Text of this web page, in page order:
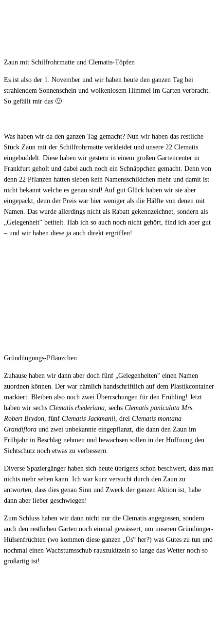
Zaun mit Schilfrohrmatte und Clematis-Töpfen
Es ist also der 1. November und wir haben heute den ganzen Tag bei
strahlendem Sonnenschein und wolkenlosem Himmel im Garten verbracht.
So gefällt mir das 🙂
Was haben wir da den ganzen Tag gemacht? Nun wir haben das restliche
Stück Zaun mit der Schilfrohrmatte verkleidet und unsere 22 Clematis
eingebuddelt. Diese haben wir gestern in einem großen Gartencenter in
Frankfurt geholt und dabei auch noch ein Schnäppchen gemacht. Denn von
denn 22 Pflanzen hatten sieben kein Namensschildchen mehr und damit ist
nicht bekannt welche es genau sind! Auf gut Glück haben wir sie aber
eingepackt, denn der Preis war hier weniger als die Hälfte von denen mit
Namen. Das wurde allerdings nicht als Rabatt gekennzeichnet, sondern als
„Gelegenheit“ betitelt. Hab ich so auch noch nicht gehört, find ich aber gut
– und wir haben diese ja auch direkt ergriffen!
Gründüngungs-Pflänzchen
Zuhause haben wir dann aber doch fünf „Gelegenheiten“ einen Namen
zuordnen können. Der war nämlich handschriftlich auf dem Plastikcontainer
markiert. Bleiben also noch zwei Überrschungen für den Frühling! Jetzt
haben wir sechs Clematis rhederiana, sechs Clematis paniculata Mrs.
Robert Brydon, fünf Clematis Jackmanii, drei Clematis montana
Grandiflora und zwei unbekannte eingepflanzt, die dann den Zaun im
Frühjahr in Beschlag nehmen und bewachsen sollen in der Hoffnung den
Sichtschutz noch etwas zu verbessern.
Diverse Spaziergänger haben sich heute übrigens schon beschwert, dass man
nichts mehr sehen kann. Ich war kurz versucht durch den Zaun zu
antworten, dass dies genau Sinn und Zweck der ganzen Aktion ist, habe
dann aber lieber geschwiegen!
Zum Schluss haben wir dann nicht nur die Clematis angegossen, sondern
auch den restlichen Garten noch einmal gewässert, um unseren Gründünger-
Hülsenfrüchten (wo kommen diese ganzen „Üs“ her?) was Gutes zu tun und
nochmal einen Wachstumsschub rauszukitzeln so lange das Wetter noch so
großartig ist!